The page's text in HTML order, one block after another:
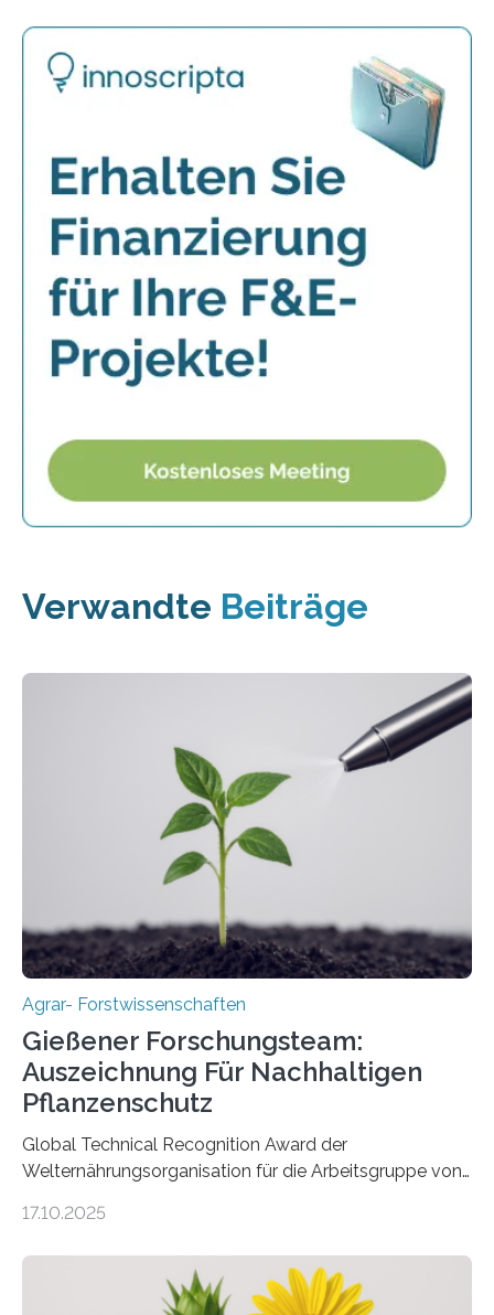
Verwandte Beiträge
Agrar- Forstwissenschaften
Gießener Forschungsteam:
Auszeichnung Für Nachhaltigen
Pflanzenschutz
Global Technical Recognition Award der
Welternährungsorganisation für die Arbeitsgruppe von
Insektenbiotechnologie der JLU Insekten spielen eine
aber Krankheiten übertragen und der Landwirtschaft
und dem Gartenbau erhebliche Schäden zufügen. Es ist
17.10.2025